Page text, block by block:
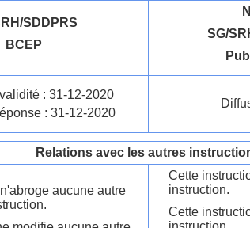
SDDPRS
BCEP
SG/
: 31-12-2020
: 31-12-2020
Relations avec les autres
aucune autre
Cette
instruction.
Cette